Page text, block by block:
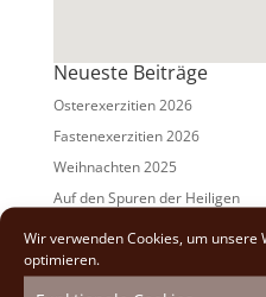
Wir verwenden Cookies, um unsere
optimieren.
Neueste Beiträge
Osterexerzitien 2026
Fastenexerzitien 2026
Weihnachten 2025
Auf den Spuren der Heiligen
Adventexerzitien 2025